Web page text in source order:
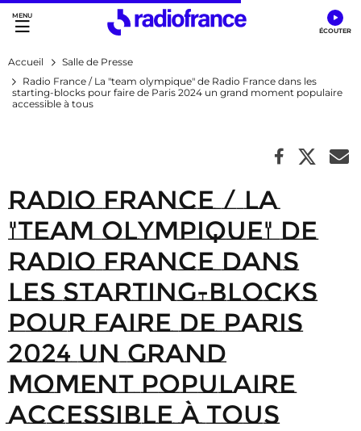
Accès direct :
Menu principal
Contenu
Accueil
Salle de Presse
Radio France / La "team olympique" de Radio France dans les
starting-blocks pour faire de Paris 2024 un grand moment populaire
accessible à tous
Radio France / La
"team olympique" de
Radio France dans
les starting-blocks
pour faire de Paris
2024 un grand
moment populaire
accessible à tous